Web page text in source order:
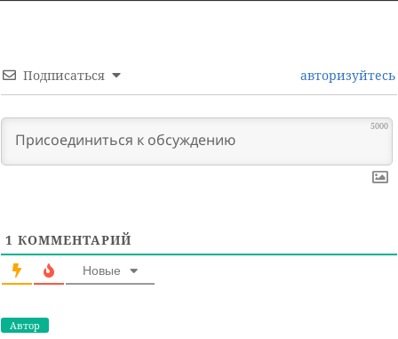
Подписаться авторизуйтесь
5000
1 КОММЕНТАРИЙ
Новые
Автор